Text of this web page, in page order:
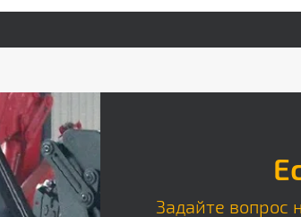
Задайте